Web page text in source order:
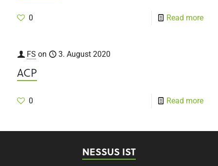
0 Read more
FS on 3. August 2020
ACP
0 Read more
NESSUS IST